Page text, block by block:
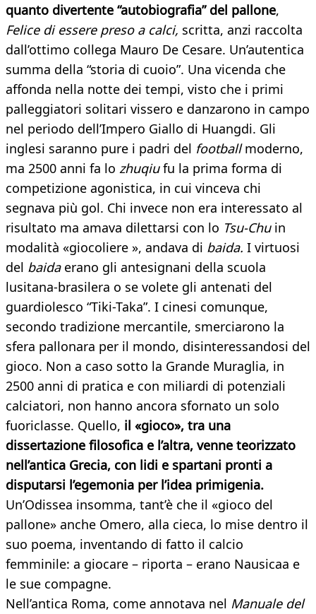
quanto divertente “autobiografia” del pallone,
Felice di essere preso a calci, scritta, anzi raccolta
dall’ottimo collega Mauro De Cesare. Un’autentica
summa della “storia di cuoio”. Una vicenda che
affonda nella notte dei tempi, visto che i primi
palleggiatori solitari vissero e danzarono in campo
nel periodo dell’Impero Giallo di Huangdi. Gli
inglesi saranno pure i padri del footballmoderno,
ma 2500 anni fa lo zhuqiufu la prima forma di
competizione agonistica, in cui vinceva chi
segnava più gol. Chi invece non era interessato al
risultato ma amava dilettarsi con lo Tsu-Chuin
modalità «giocoliere », andava di baida. I virtuosi
del baidaerano gli antesignani della scuola
lusitana-brasilera o se volete gli antenati del
guardiolesco “Tiki-Taka”. I cinesi comunque,
secondo tradizione mercantile, smerciarono la
sfera pallonara per il mondo, disinteressandosi del
gioco. Non a caso sotto la Grande Muraglia, in
2500 anni di pratica e con miliardi di potenziali
calciatori, non hanno ancora sfornato un solo
fuoriclasse. Quello, il «gioco», tra una
dissertazione filosofica e l’altra, venne teorizzato
nell’antica Grecia, con lidi e spartani pronti a
disputarsi l’egemonia per l’idea primigenia.
Un’Odissea insomma, tant’è che il «gioco del
pallone» anche Omero, alla cieca, lo mise dentro il
suo poema, inventando di fatto il calcio
femminile: a giocare – riporta – erano Nausicaa e
le sue compagne.
Nell’antica Roma, come annotava nel Manuale del